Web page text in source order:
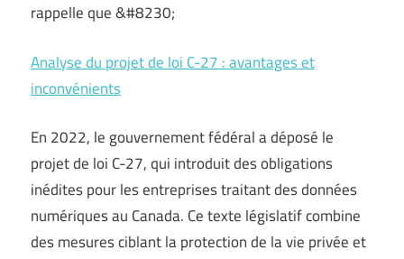
rappelle que &#8230;
Analyse du projet de loi C-27 : avantages et
inconvénients
En 2022, le gouvernement fédéral a déposé le
projet de loi C-27, qui introduit des obligations
inédites pour les entreprises traitant des données
numériques au Canada. Ce texte législatif combine
des mesures ciblant la protection de la vie privée et